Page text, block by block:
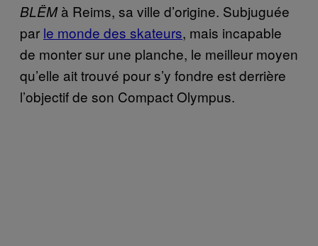
BLËMà Reims, sa ville d’origine. Subjuguée
par le monde des skateurs, mais incapable
de monter sur une planche, le meilleur moyen
qu’elle ait trouvé pour s’y fondre est derrière
l’objectif de son Compact Olympus.